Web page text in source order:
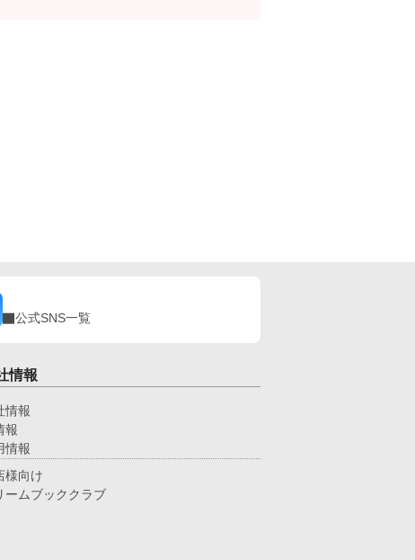
公式SNS一覧
情報
情報
報
情報
様向け
ームブッククラブ